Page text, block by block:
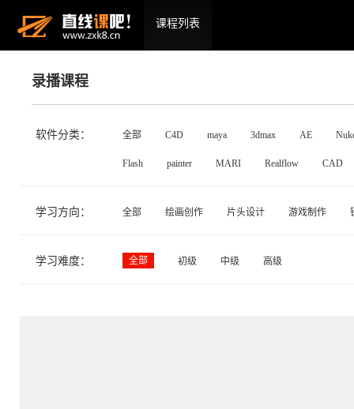
课程列表
录播课程
软件分类： 全部 C4D maya 3dmax AE
Flash painter MARI Realflow CAD
学习方向： 全部 绘画创作 片头设计 游戏制作
学习难度： 全部 初级 中级 高级